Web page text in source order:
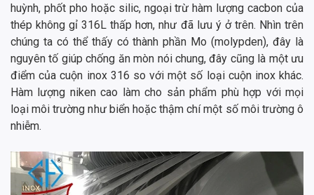
huỳnh, phốt pho hoặc silic, ngoại trừ hàm lượng cacbon của
thép không gỉ 316L thấp hơn, như đã lưu ý ở trên. Nhìn trên
chúng ta có thể thấy có thành phần Mo (molypden), đây là
nguyên tố giúp chống ăn mòn nói chung, đây cũng là một ưu
điểm của cuộn inox 316 so với một số loại cuộn inox khác.
Hàm lượng niken cao làm cho sản phẩm phù hợp với mọi
loại môi trường như biển hoặc thậm chí một số môi trường ô
nhiễm.